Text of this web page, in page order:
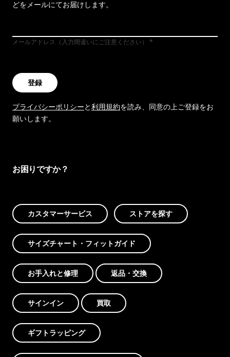
どをメールにてお届けします。
メールアドレス（入力間違いにご注意ください）
登録
プライバシーポリシーと利用規約を読み、同意の上ご登録をお
願いします。
お困りですか？
カスタマーサービス ストアを探す
サイズチャート・フィットガイド
お手入れと修理 返品・交換
サインイン 買取
ギフトラッピング